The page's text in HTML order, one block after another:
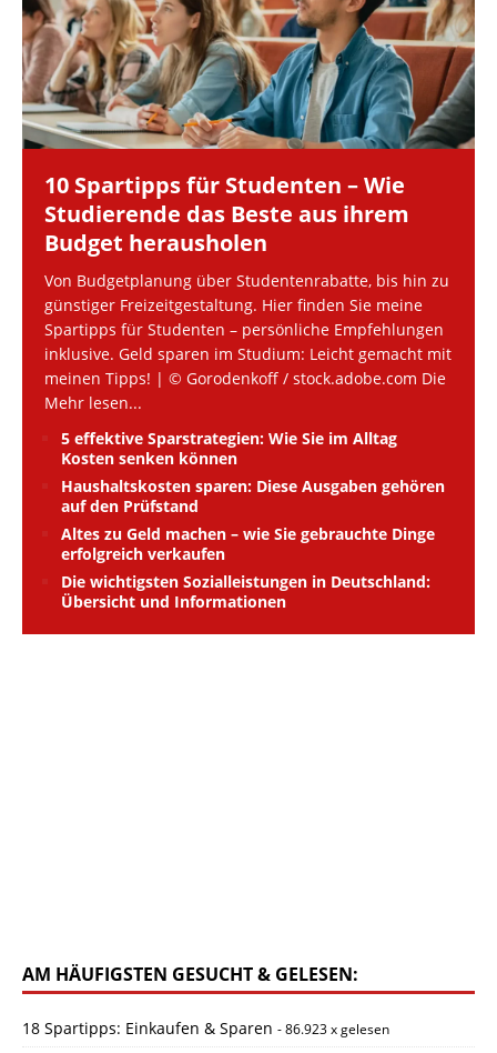
10 Spartipps für Studenten – Wie
Studierende das Beste aus ihrem
Budget herausholen
Von Budgetplanung über Studentenrabatte, bis hin zu
günstiger Freizeitgestaltung. Hier finden Sie meine
Spartipps für Studenten – persönliche Empfehlungen
inklusive. Geld sparen im Studium: Leicht gemacht mit
meinen Tipps! | © Gorodenkoff / stock.adobe.com Die
Mehr lesen...
5 effektive Sparstrategien: Wie Sie im Alltag
Kosten senken können
Haushaltskosten sparen: Diese Ausgaben gehören
auf den Prüfstand
Altes zu Geld machen – wie Sie gebrauchte Dinge
erfolgreich verkaufen
Die wichtigsten Sozialleistungen in Deutschland:
Übersicht und Informationen
AM HÄUFIGSTEN GESUCHT & GELESEN:
18 Spartipps: Einkaufen & Sparen - 86.923 x gelesen